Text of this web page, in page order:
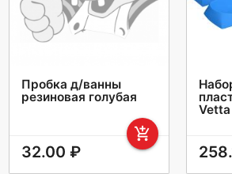
Пробка д/ванны
резиновая голубая
add_shopping_cart
32.00 ₽
Vetta